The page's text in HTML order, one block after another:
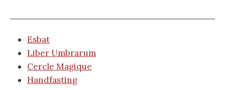
Esbat
Liber Umbrarum
Cercle Magique
Handfasting